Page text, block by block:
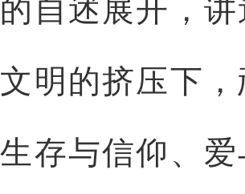
自述展开，
明的挤压下
存与信仰、